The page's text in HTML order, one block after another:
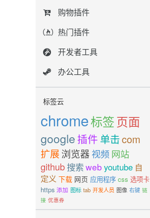
购物插件
热门插件
开发者工具
办公工具
标签云
chrome标签页面
google 插件 单击com
扩展浏览器 视频网站
github搜索web youtube 自
定义 下载 网页 应用程序 css 选项卡
https 添加 图标 tab 开发人员 图像 右键 链
接 优惠券